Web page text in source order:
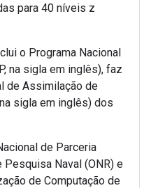
para 40 níveis z
o Programa Nacional
na sigla em inglês), faz
de Assimilação de
sigla em inglês) dos
de Parceria
Naval (ONR) e
de Computação de